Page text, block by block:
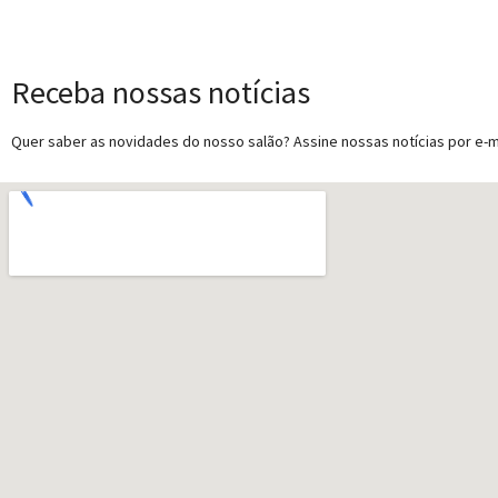
Receba nossas notícias
Quer saber as novidades do nosso salão? Assine nossas notícias por e-